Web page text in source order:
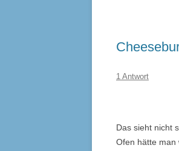
1 Antwort
Das sieht nicht
Ofen hätte man